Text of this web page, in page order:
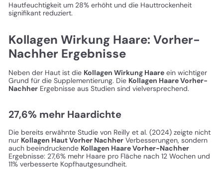
Hautfeuchtigkeit um 28% erhöht und die Hauttrockenheit
signifikant reduziert.
Kollagen Wirkung Haare: Vorher-
Nachher Ergebnisse
Neben der Haut ist die Kollagen Wirkung Haare ein wichtiger
Grund für die Supplementierung. Die Kollagen Haare Vorher-
Nachher Ergebnisse aus Studien sind vielversprechend.
27,6% mehr Haardichte
Die bereits erwähnte Studie von Reilly et al. (2024) zeigte nicht
nur Kollagen Haut Vorher Nachher Verbesserungen, sondern
auch beeindruckende Kollagen Haare Vorher-Nachher
Ergebnisse: 27,6% mehr Haare pro Fläche nach 12 Wochen und
11% verbesserte Kopfhautgesundheit.